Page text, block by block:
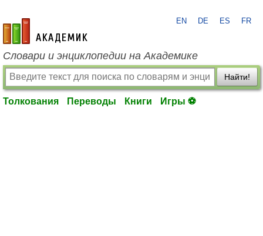
academic.ru
EN DE ES FR
Словари и энциклопедии на Академике
Найти!
Толкования Переводы Книги Игры ⚽